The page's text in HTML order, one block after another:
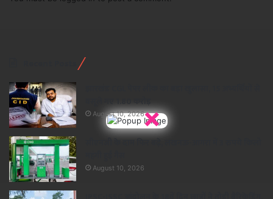
×
August 10, 2026
August 10, 2026